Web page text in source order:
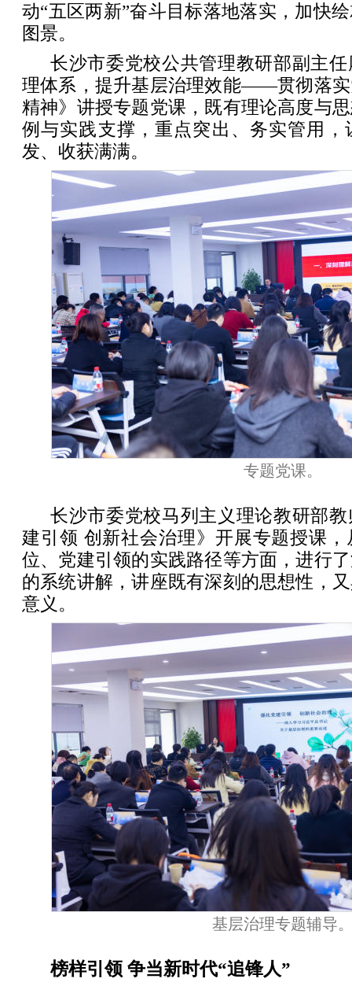
动“五区两新”奋斗目标落地落实，加快
图景。
长沙市委党校公共管理教研部副主
理体系，提升基层治理效能——贯彻落
精神》讲授专题党课，既有理论高度与
例与实践支撑，重点突出、务实管用，
发、收获满满。
专题党课。
长沙市委党校马列主义理论教研部
建引领 创新社会治理》开展专题授课
位、党建引领的实践路径等方面，进行
的系统讲解，讲座既有深刻的思想性，
意义。
基层治理专题辅导
榜样引领 争当新时代“追锋人”